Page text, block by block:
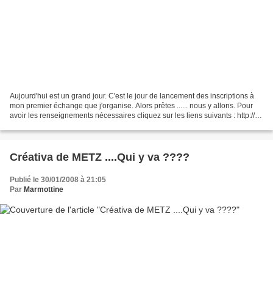
Aujourd'hui est un grand jour. C'est le jour de lancement des inscriptions à
mon premier échange que j'organise. Alors prêtes ...... nous y allons. Pour
avoir les renseignements nécessaires cliquez sur les liens suivants : http://la-
Créativa de METZ ....Qui y va ????
Publié le 30/01/2008 à 21:05
Par Marmottine